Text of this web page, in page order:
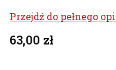
Przejdź do pełnego
Cena
63,00 zł